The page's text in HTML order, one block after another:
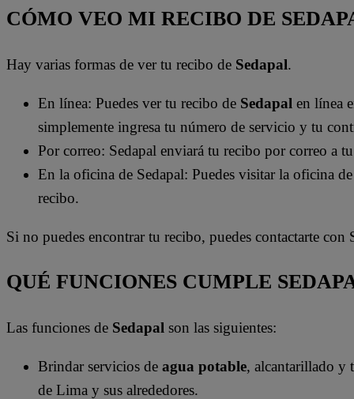
CÓMO VEO MI RECIBO DE
Hay varias formas de ver tu recibo de Sedapal.
En línea: Puedes ver tu recibo de Sedapal en línea
simplemente ingresa tu número de servicio y tu
Por correo: Sedapal enviará tu recibo por correo a
En la oficina de Sedapal: Puedes visitar la oficina
recibo.
Si no puedes encontrar tu recibo, puedes contactarte
QUÉ FUNCIONES CUMPLE
Las funciones de Sedapal son las siguientes:
Brindar servicios de agua potable, alcantarillado y
de Lima y sus alrededores.